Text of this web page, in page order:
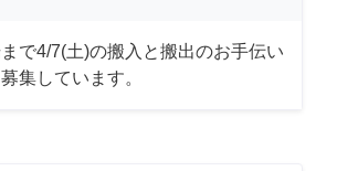
で4/7(土)の搬入と搬出のお手伝い
集しています。